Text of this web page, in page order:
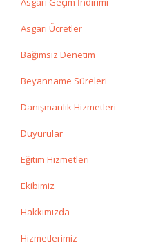
Asgari Ücretler
Bağımsız Denetim
Beyanname Süreleri
Danışmanlık Hizmetleri
Duyurular
Eğitim Hizmetleri
Ekibimiz
Hakkımızda
Hizmetlerimiz